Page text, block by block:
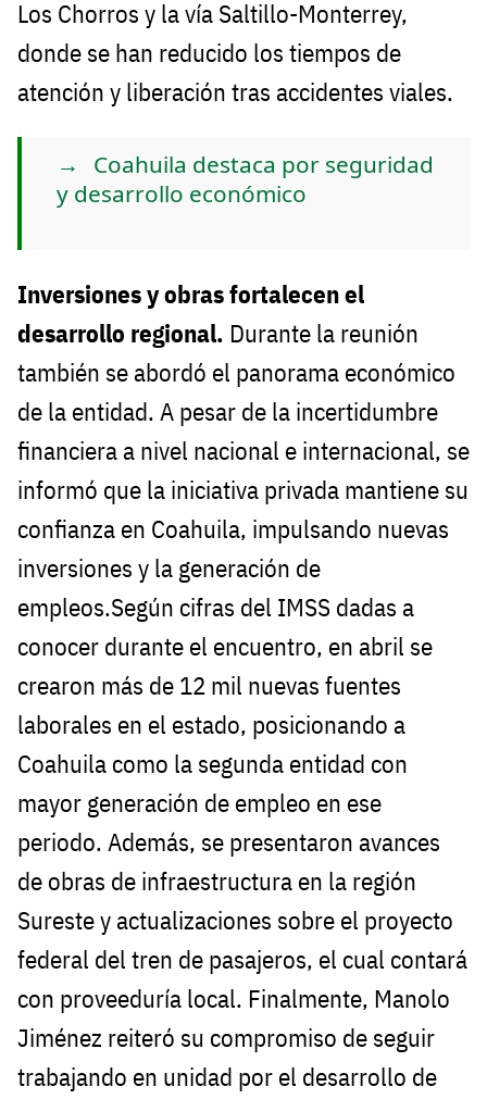
Los Chorros y la vía Saltillo-Monterrey,
donde se han reducido los tiempos de
atención y liberación tras accidentes viales.
Coahuila destaca por seguridad
y desarrollo económico
Inversiones y obras fortalecen el
desarrollo regional. Durante la reunión
también se abordó el panorama económico
de la entidad. A pesar de la incertidumbre
financiera a nivel nacional e internacional, se
informó que la iniciativa privada mantiene su
confianza en Coahuila, impulsando nuevas
inversiones y la generación de
empleos.Según cifras del IMSS dadas a
conocer durante el encuentro, en abril se
crearon más de 12 mil nuevas fuentes
laborales en el estado, posicionando a
Coahuila como la segunda entidad con
mayor generación de empleo en ese
periodo. Además, se presentaron avances
de obras de infraestructura en la región
Sureste y actualizaciones sobre el proyecto
federal del tren de pasajeros, el cual contará
con proveeduría local. Finalmente, Manolo
Jiménez reiteró su compromiso de seguir
trabajando en unidad por el desarrollo de